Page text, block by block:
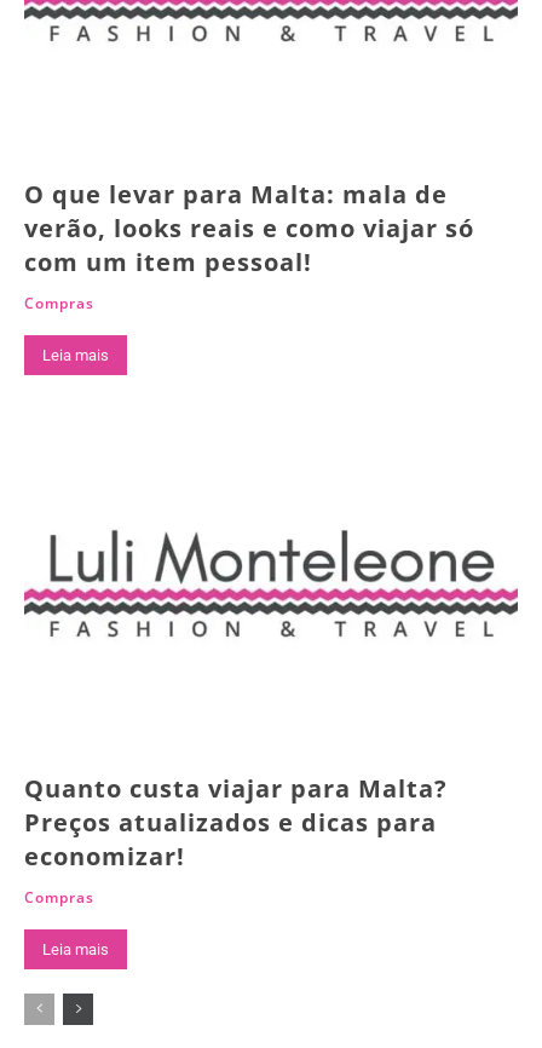
O que levar para Malta: mala de
verão, looks reais e como viajar só
com um item pessoal!
Compras
Leia mais
Quanto custa viajar para Malta?
Preços atualizados e dicas para
economizar!
Compras
Leia mais